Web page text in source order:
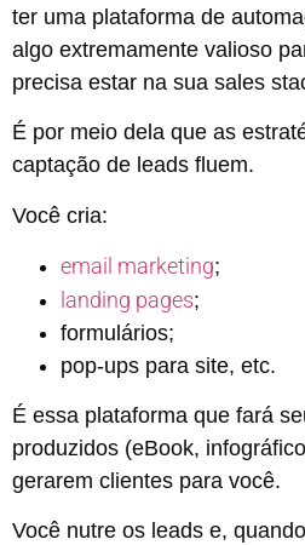
ter uma plataforma de
algo extremamente valioso
precisa estar na sua sales
É por meio dela que as
captação de leads fluem.
Você cria:
email marketing;
landing pages;
formulários;
pop-ups para site, etc.
É essa plataforma que fará
produzidos (eBook,
gerarem clientes para você.
Você nutre os leads e,